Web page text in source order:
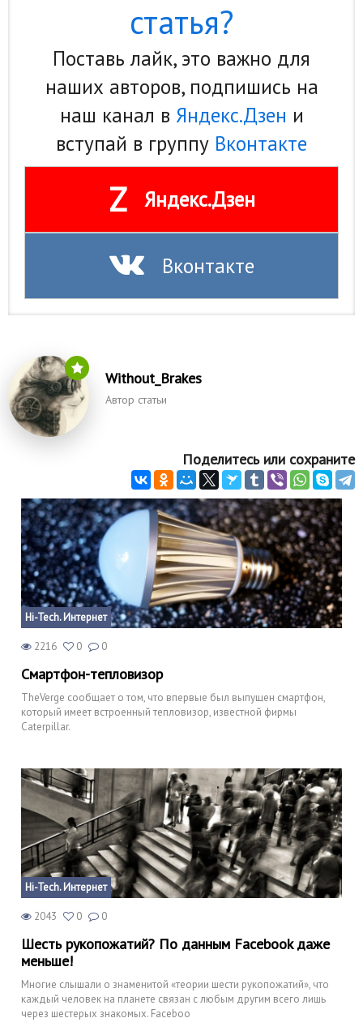
Психология и отношения
Творчество и рукоделие
Разное
Работа и бизнес
Животные
Еда и напитки
Праздники и подарки
Домашние животные
Семья и дети
Путешествия
Культура и общество
Мода и стиль
Бизнес
Хобби и развлечения
Финансы
Юриспруденция
Природа
Образование
статья?
Поставь лайк, это важно для
наших авторов, подпишись на
наш канал в Яндекс.Дзен и
вступай в группу Вконтакте
Z Яндекс.Дзен
Вконтакте
Without_Brakes
Автор статьи
Поделитесь или сохраните
Hi-Tech. Интернет
2216 0 0
Смартфон-тепловизор
TheVerge сообщает о том, что впервые был выпущен смартфон,
который имеет встроенный тепловизор, известной фирмы
Caterpillar.
Hi-Tech. Интернет
2043 0 0
Шесть рукопожатий? По данным Facebook даже
меньше!
Многие слышали о знаменитой «теории шести рукопожатий», что
каждый человек на планете связан с любым другим всего лишь
через шестерых знакомых. Faceboo